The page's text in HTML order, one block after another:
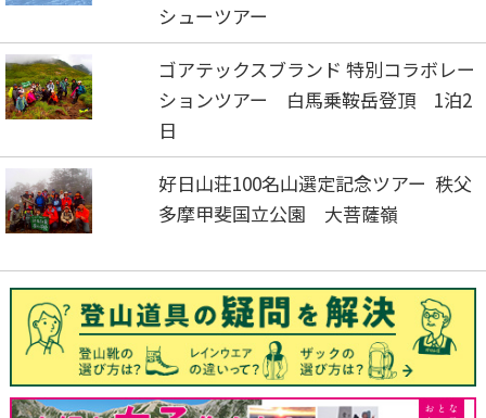
シューツアー
ゴアテックスブランド 特別コラボレー
ションツアー 白馬乗鞍岳登頂 1泊2
日
好日山荘100名山選定記念ツアー 秩父
多摩甲斐国立公園 大菩薩嶺